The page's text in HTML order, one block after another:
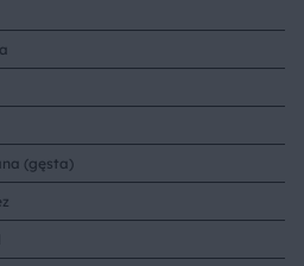
(gęsta)